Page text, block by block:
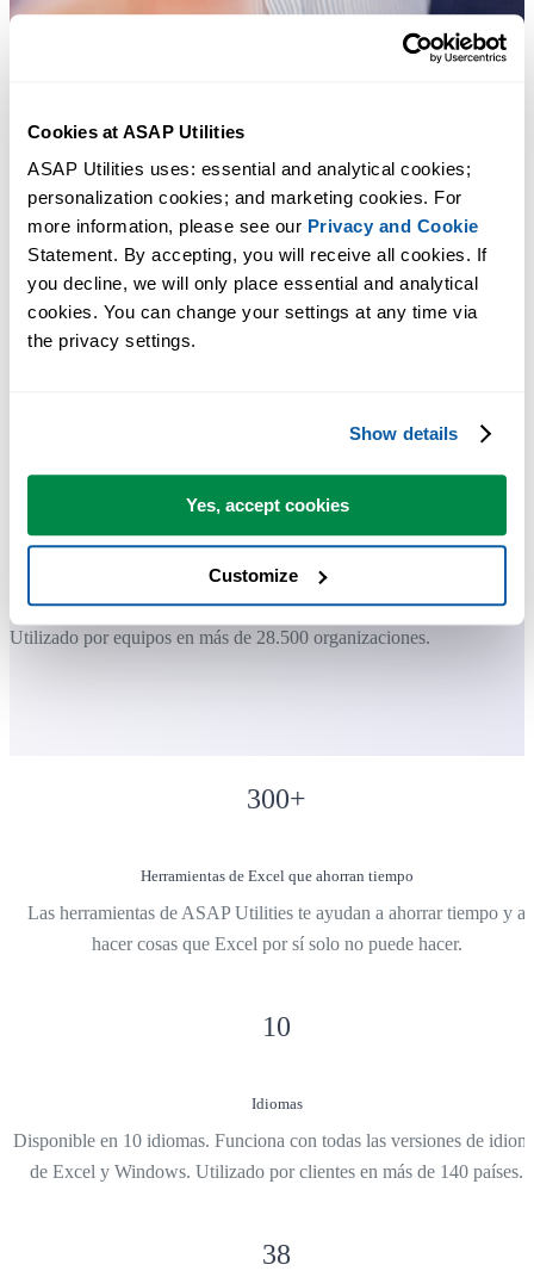
Cookies at ASAP Utilities
ASAP Utilities uses: essential and analytical cookies;
personalization cookies; and marketing cookies. For
more information, please see our Privacy and Cookie
Statement. By accepting, you will receive all cookies. If
you decline, we will only place essential and analytical
cookies. You can change your settings at any time via
the privacy settings.
Show details
Yes, accept cookies
Customize
Herramientas prácticas que muchos usuarios desearían tener en Excel.
Ahorra tiempo en Excel. Así de fácil.
Un conjunto de herramientas que facilita, o ahora incluso posibilita, la
Puede empezar de inmediato. No se necesita formación.
Muchos terminan usando ASAP Utilities a diario.
Utilizado por equipos en más de 28.500 organizaciones.
300+
Herramientas de Excel que ahorran tiempo
Las herramientas de ASAP Utilities te ayudan a ahorrar tiempo y a
hacer cosas que Excel por sí solo no puede hacer.
10
Idiomas
Disponible en 10 idiomas. Funciona con todas las versiones de
de Excel y Windows. Utilizado por clientes en más de 140 países.
38